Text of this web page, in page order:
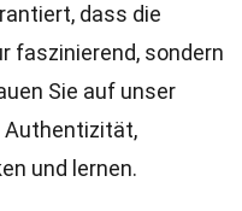
dass die
faszinierend, sondern
Sie auf unser
Authentizität,
und lernen.